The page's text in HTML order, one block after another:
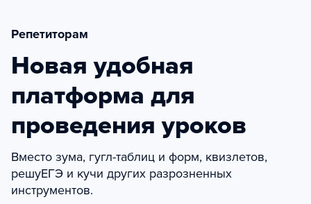
Репетиторам
Новая удобная
платформа для
проведения уроков
Вместо зума, гугл-таблиц и форм, квизлетов,
решуЕГЭ и кучи других разрозненных
инструментов.